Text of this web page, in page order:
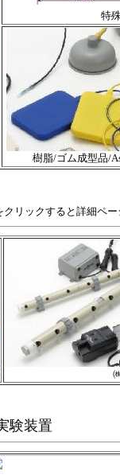
特
樹脂/ゴム成型品/
リックすると詳細ペ
験装置